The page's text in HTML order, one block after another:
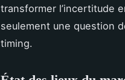
transformer l’incertitude
seulement une question
timing.